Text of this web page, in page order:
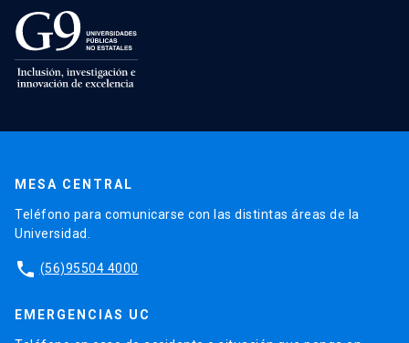
MESA CENTRAL
Teléfono para comunicarse con las distintas áreas de la
Universidad.
phone (56)95504 4000
EMERGENCIAS UC